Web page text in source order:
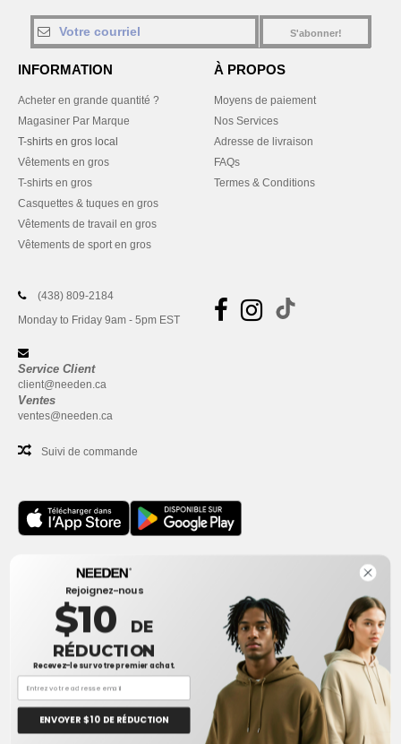
S'abonner!
INFORMATION
Acheter en grande quantité ?
Magasiner Par Marque
T-shirts en gros local
Vêtements en gros
T-shirts en gros
Casquettes & tuques en gros
Vêtements de travail en gros
Vêtements de sport en gros
À PROPOS
Moyens de paiement
Nos Services
Adresse de livraison
FAQs
Termes & Conditions
(438) 809-2184
Monday to Friday 9am - 5pm EST
Service Client
client@needen.ca
Ventes
ventes@needen.ca
Suivi de commande
Bureau
One Dundas Street West Suite 2500
Toronto, Ontario, M5G 1Z3
Ceci n'est PAS l'adresse de retour. Pour les retours, voir ici
Bureau
1300 rue Sherbrooke Ouest #400
Montreal, Quebec, H3G 1H9
Ceci n'est PAS l'adresse de retour. Pour les retours, voir ici
Rejoignez-nous
$10 DE
RÉDUCTION
Recevez-le sur votre premier achat.
ENVOYER $ 10 DE RÉDUCTION